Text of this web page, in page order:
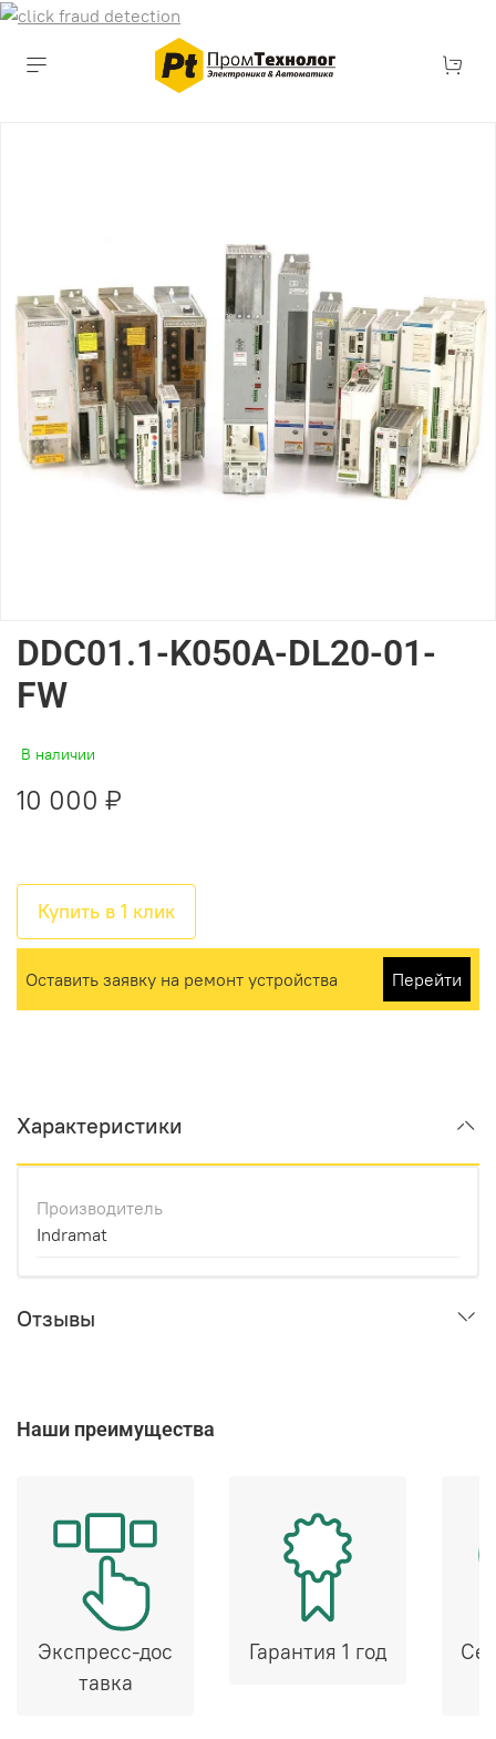
DDC01.1-K050A-DL20-01-
FW
В наличии
10 000 ₽
Купить в 1 клик
Оставить заявку на ремонт устройства Перейти
Характеристики
Производитель
Indramat
Отзывы
Наши преимущества
Экспресс-дос
тавка
Гарантия 1 год